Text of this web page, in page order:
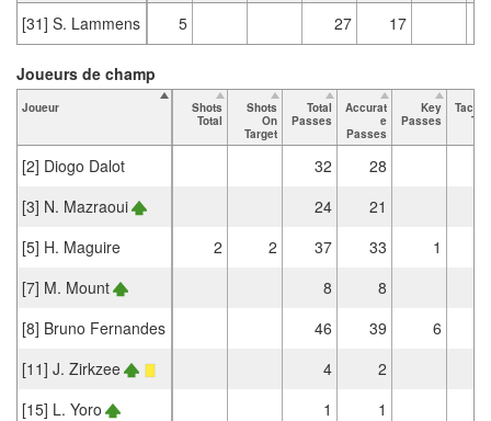
[31] S. Lammens 5 27 17
Joueur
Shots
Total
Shots
On
Target
Total
Passes
Accurat
e
Passes
Key
Passes
[2] Diogo Dalot 32 28
[3] N. Mazraoui
24 21
[5] H. Maguire
2 2 37 33 1
[7] M. Mount
8
8
[8] Bruno Fernandes
46 39 6
[11] J. Zirkzee
4 2
[15] L. Yoro
1
1
Joueurs de champ